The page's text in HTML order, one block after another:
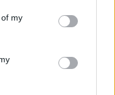
my σειρά δεικτών
Επιδαύρου άνοιξε τις